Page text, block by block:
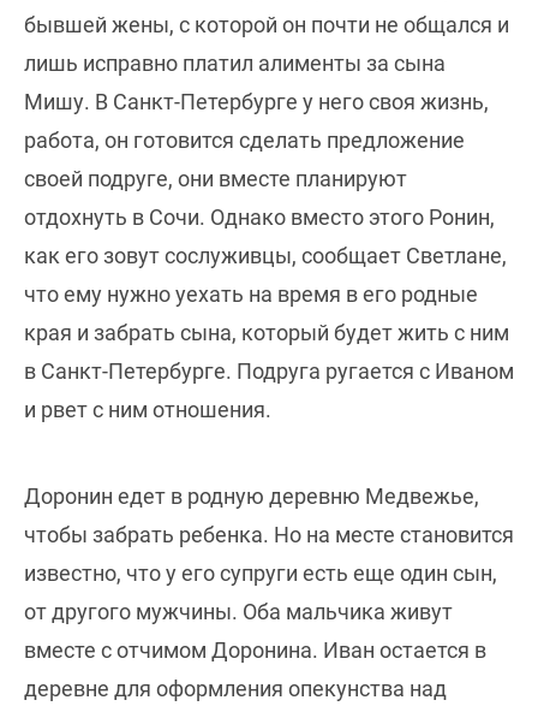
бывшей жены, с которой он почти не общался и
лишь исправно платил алименты за сына
Мишу. В Санкт-Петербурге у него своя жизнь,
работа, он готовится сделать предложение
своей подруге, они вместе планируют
отдохнуть в Сочи. Однако вместо этого Ронин,
как его зовут сослуживцы, сообщает Светлане,
что ему нужно уехать на время в его родные
края и забрать сына, который будет жить с ним
в Санкт-Петербурге. Подруга ругается с Иваном
и рвет с ним отношения.
Доронин едет в родную деревню Медвежье,
чтобы забрать ребенка. Но на месте становится
известно, что у его супруги есть еще один сын,
от другого мужчины. Оба мальчика живут
вместе с отчимом Доронина. Иван остается в
деревне для оформления опекунства над